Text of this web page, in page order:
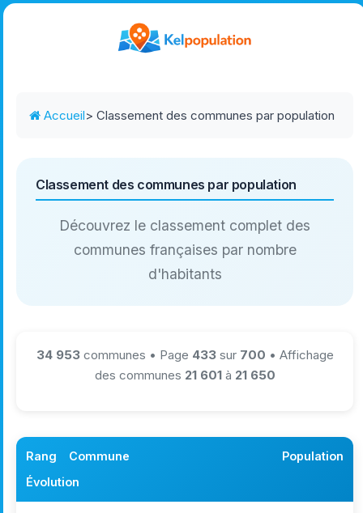
Accueil> Classement des communes par population
Classement des communes par population
Découvrez le classement complet des
communes françaises par nombre
d'habitants
34 953communes • Page 433sur 700 • Affichage
des communes 21 601à 21 650
Rang Commune
Population
Évolution